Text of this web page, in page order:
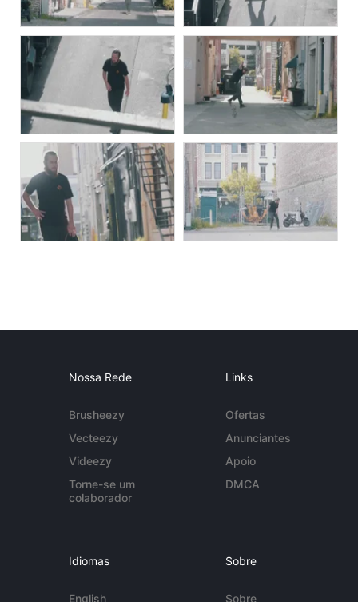
Nossa Rede
Brusheezy
Vecteezy
Videezy
Torne-se um
colaborador
Links
Ofertas
Anunciantes
Apoio
DMCA
Idiomas
English
Sobre
Sobre